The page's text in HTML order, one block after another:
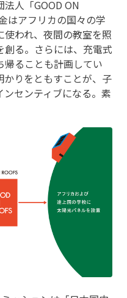
人「GOOD ON
はアフリカの国々の学
われ、夜間の教室を照
創る。さらには、充電式
帰ることも計画してい
かりをともすことが、子
センティブになる。素